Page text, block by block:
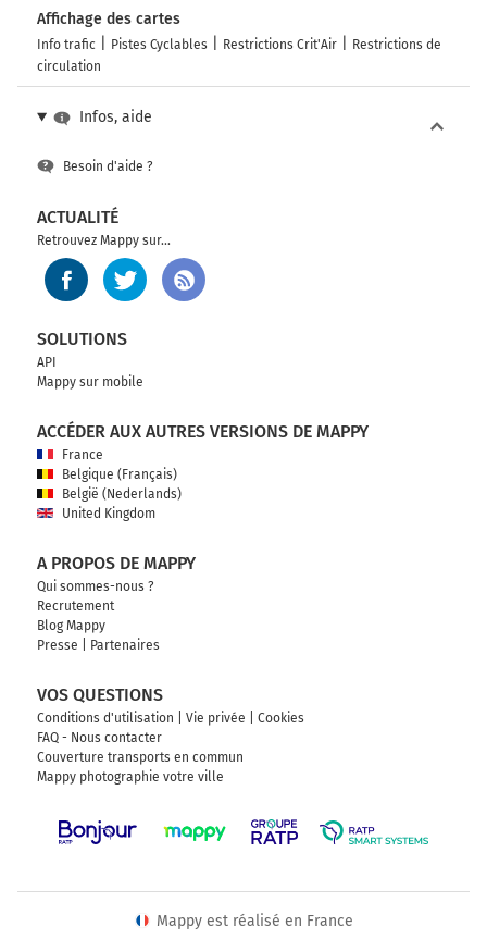
Affichage des cartes
Info trafic Pistes Cyclables Restrictions Crit'Air
Restrictions de
circulation
Infos, aide
Besoin d'aide ?
ACTUALITÉ
Retrouvez Mappy sur...
SOLUTIONS
API
Mappy sur mobile
ACCÉDER AUX AUTRES VERSIONS DE MAPPY
France
Belgique (Français)
België (Nederlands)
United Kingdom
A PROPOS DE MAPPY
Qui sommes-nous ?
Recrutement
Blog Mappy
Presse
Partenaires
VOS QUESTIONS
Conditions d'utilisation Vie privée
Cookies
FAQ - Nous contacter
Couverture transports en commun
Mappy photographie votre ville
Mappy est réalisé en France